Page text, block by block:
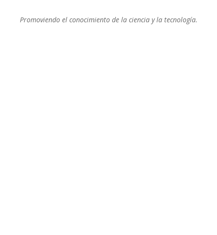
Promoviendo el conocimiento de la ciencia y la tecnología.